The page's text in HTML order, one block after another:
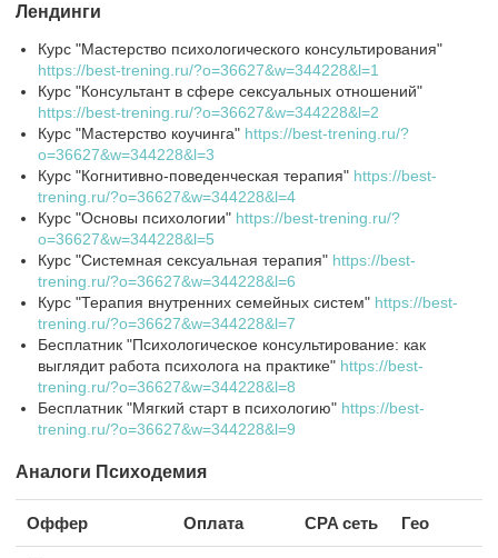
Лендинги
Курс "Мастерство психологического консультирования"
https://best-trening.ru/?o=36627&w=344228&l=1
Курс "Консультант в сфере сексуальных отношений"
https://best-trening.ru/?o=36627&w=344228&l=2
Курс "Мастерство коучинга" https://best-trening.ru/?
o=36627&w=344228&l=3
Курс "Когнитивно-поведенческая терапия" https://best-
trening.ru/?o=36627&w=344228&l=4
Курс "Основы психологии" https://best-trening.ru/?
o=36627&w=344228&l=5
Курс "Системная сексуальная терапия" https://best-
trening.ru/?o=36627&w=344228&l=6
Курс "Терапия внутренних семейных систем" https://best-
trening.ru/?o=36627&w=344228&l=7
Бесплатник "Психологическое консультирование: как
выглядит работа психолога на практике" https://best-
trening.ru/?o=36627&w=344228&l=8
Бесплатник "Мягкий старт в психологию" https://best-
trening.ru/?o=36627&w=344228&l=9
Аналоги Психодемия
Оффер Оплата CPA сеть Гео